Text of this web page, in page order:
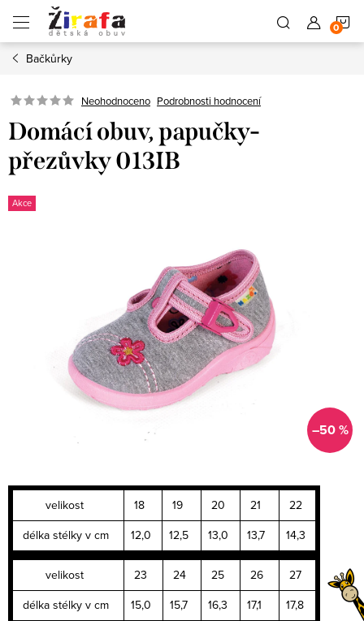
obsah
Bačkůrky
Neohodnoceno Podrobnosti hodnocení
Domácí obuv, papučky-
přezůvky 013IB
Akce
–50 %
velikost 18 19 20 21
22
délka stélky v cm
12,0 12,5 13,0 13,7 14,3
velikost 23 24 25 26
27
délka stélky v cm
15,0 15,7 16,3 17,1
17,8